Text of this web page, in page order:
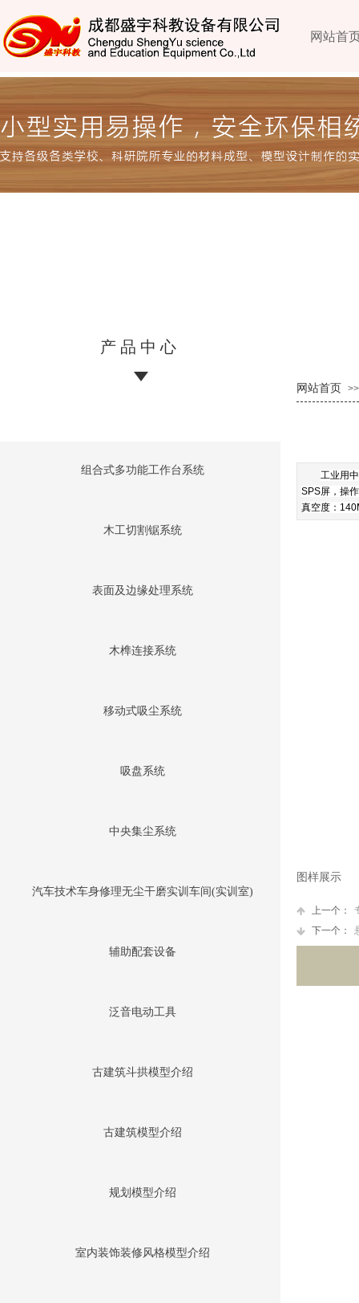
产品中心
网站首页 >>
工业用
SPS屏，操
真空度：
图样展示
上一个：
下一个：
组合式多功能工作台系统
木工切割锯系统
表面及边缘处理系统
木榫连接系统
移动式吸尘系统
吸盘系统
中央集尘系统
汽车技术车身修理无尘干磨实训车间(实训室)
辅助配套设备
泛音电动工具
古建筑斗拱模型介绍
古建筑模型介绍
规划模型介绍
室内装饰装修风格模型介绍
网站首